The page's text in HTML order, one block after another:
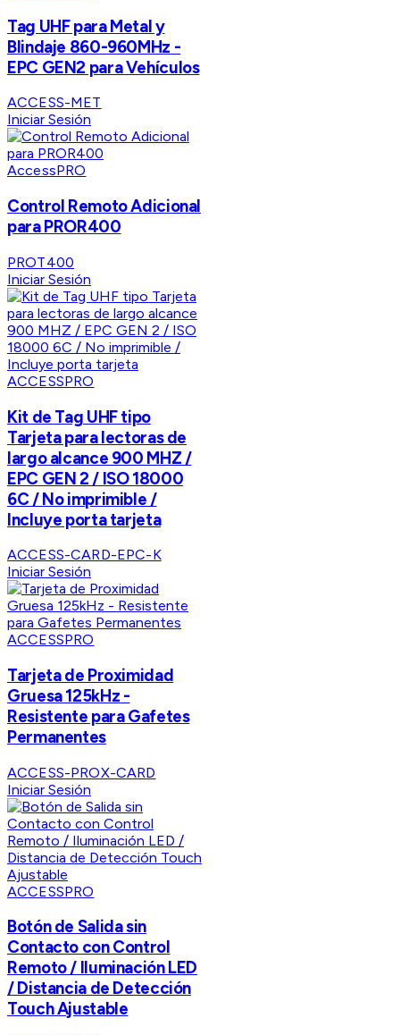
Tag UHF para Metal y
Blindaje 860-960MHz -
EPC GEN2 para Vehículos
ACCESS-MET
Iniciar Sesión
AccessPRO
Control Remoto Adicional
para PROR400
PROT400
Iniciar Sesión
ACCESSPRO
Kit de Tag UHF tipo
Tarjeta para lectoras de
largo alcance 900 MHZ /
EPC GEN 2 / ISO 18000
6C / No imprimible /
Incluye porta tarjeta
ACCESS-CARD-EPC-K
Iniciar Sesión
ACCESSPRO
Tarjeta de Proximidad
Gruesa 125kHz -
Resistente para Gafetes
Permanentes
ACCESS-PROX-CARD
Iniciar Sesión
ACCESSPRO
Botón de Salida sin
Contacto con Control
Remoto / Iluminación LED
/ Distancia de Detección
Touch Ajustable